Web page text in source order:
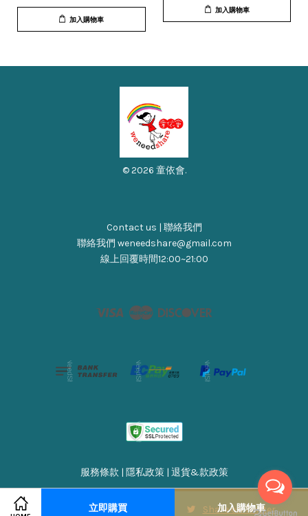
立即購買 加入購物車
加入購物車
加入購物車
© 2026 童依會.
Contact us | 聯絡我們
聯絡我們 weneedshare@gmail.com
線上回覆時間12:00~21:00
Visa Master
服務條款 | 隱私政策| 退貨&款政策
Share on Facebook Share on Twitter